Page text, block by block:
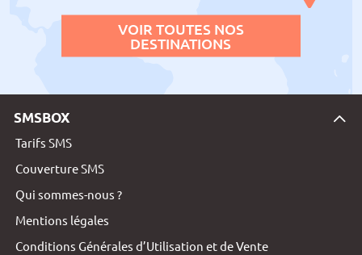
VOIR TOUTES NOS
DESTINATIONS
SMSBOX
Tarifs SMS
Couverture SMS
Qui sommes-nous ?
Mentions légales
Conditions Générales d’Utilisation et de Vente